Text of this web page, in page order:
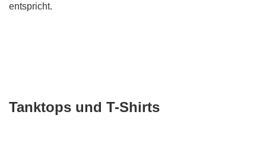
entspricht.
Tanktops und T-Shirts